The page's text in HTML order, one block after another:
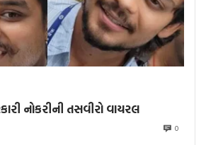
નોકરીની તસવીરો વાયરલ
0